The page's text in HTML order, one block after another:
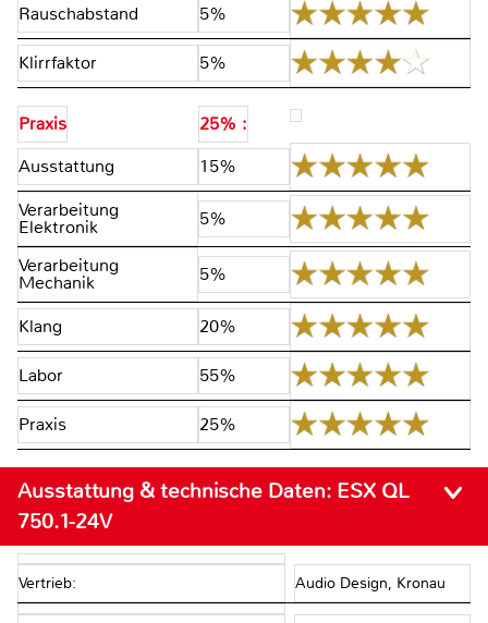
Rauschabstand 5%
Klirrfaktor 5%
Praxis
25% :
Ausstattung
15%
Verarbeitung
Elektronik 5%
Verarbeitung
Mechanik 5%
Klang 20%
Labor 55%
Praxis 25%
Ausstattung & technische Daten: ESX QL
750.1-24V
Vertrieb: Audio Design, Kronau